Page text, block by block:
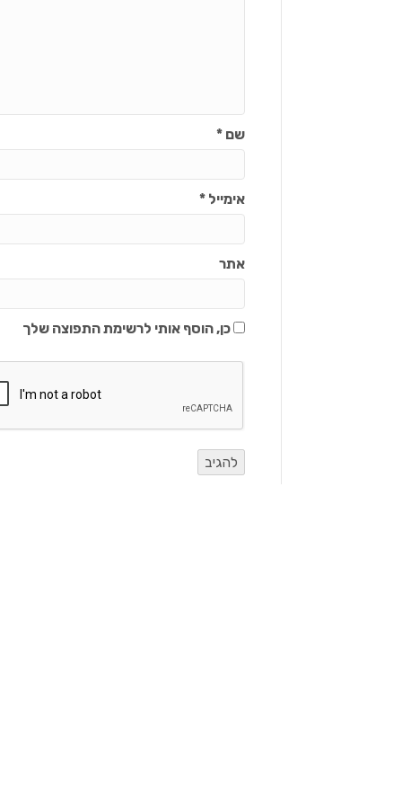
שם*
אימייל*
אתר
כן, הוסף אותי לרשימת התפוצה שלך